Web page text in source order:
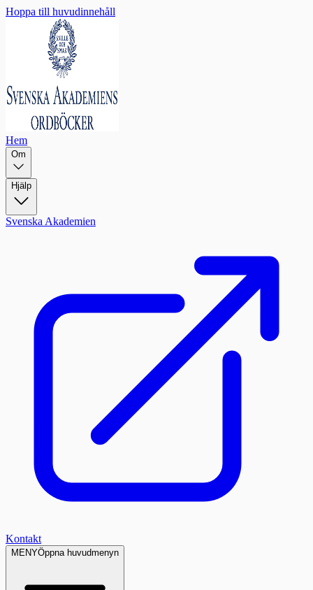
Hoppa till huvudinnehåll
Hem
Om
Hjälp
Svenska Akademien
Kontakt
MENYÖppna huvudmenyn